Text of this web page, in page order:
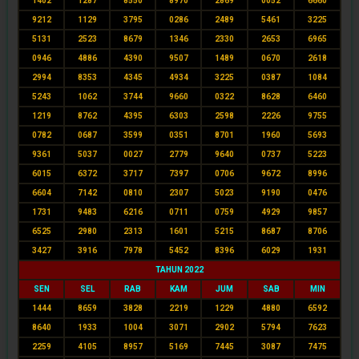
9212 1129 3795 0286 2489 5461 3225
5131 2523 8679 1346 2330 2653 6965
0946 4886 4390 9507 1489 0670 2618
2994 8353 4345 4934 3225 0387 1084
5243 1062 3744 9660 0322 8628 6460
1219 8762 4395 6303 2598 2226 9755
0782 0687 3599 0351 8701 1960 5693
9361 5037 0027 2779 9640 0737 5223
6015 6372 3717 7397 0706 9672 8996
6604 7142 0810 2307 5023 9190 0476
1731 9483 6216 0711 0759 4929 9857
6525 2980 2313 1601 5215 8687 8706
3427 3916 7978 5452 8396 6029 1931
TAHUN 2022
SEN SEL RAB KAM JUM SAB MIN
1444 8659 3828 2219 1229 4880 6592
8640 1933 1004 3071 2902 5794 7623
2259 4105 8957 5169 7445 3087 7475